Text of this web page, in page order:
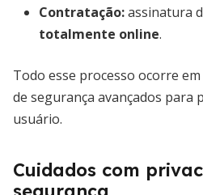
Contratação:assinatura
totalmente online.
Todo esse processo ocorre
de segurança avançados para
usuário.
Cuidados com